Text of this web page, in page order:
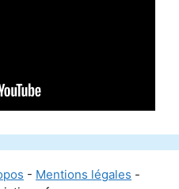
- Mentions légales -